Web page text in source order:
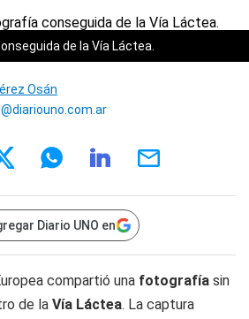
de la Vía Láctea.
Osán
Diario UNO en
compartió una fotografía sin
de la Vía Láctea. La captura